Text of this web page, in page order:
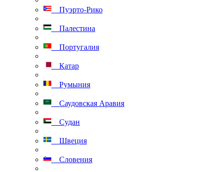
Пуэрто-Рико
Палестина
Португалия
Катар
Румыния
Саудовская Аравия
Судан
Швеция
Словения